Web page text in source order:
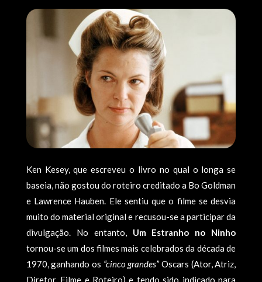
Ken Kesey, que escreveu o livro no qual o longa se
baseia, não gostou do roteiro creditado a Bo Goldman
e Lawrence Hauben. Ele sentiu que o filme se desvia
muito do material original e recusou-se a participar da
divulgação. No entanto, Um Estranho no Ninho
tornou-se um dos filmes mais celebrados da década de
1970, ganhando os “cinco grandes”Oscars (Ator, Atriz,
Diretor, Filme e Roteiro) e tendo sido indicado para